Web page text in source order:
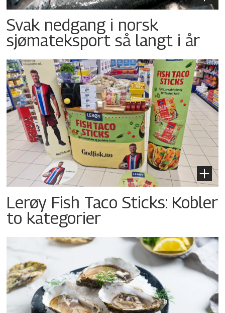
Svak nedgang i norsk
sjømateksport så langt i år
Lerøy Fish Taco Sticks: Kobler
to kategorier